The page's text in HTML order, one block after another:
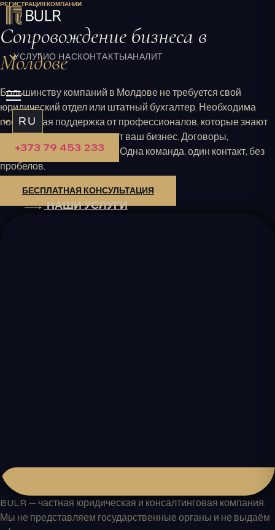
Перейти
содержимому
УСЛУГИО НАСКОНТАКТЫАНАЛИТИКА
RU
+373 79 453 233
РЕГИСТРАЦИЯ КОМПАНИИ
Сопровождение бизнеса в
Молдове
Большинству компаний в Молдове не требуется свой
юридический отдел или штатный бухгалтер. Необходима
постоянная поддержка от профессионалов, которые знают
свое дело, а главное, знают ваш бизнес. Договоры,
отчетность, налоги, кадры. Одна команда, один контакт, без
пробелов.
БЕСПЛАТНАЯ КОНСУЛЬТАЦИЯ
НАШИ УСЛУГИ
BULR — частная юридическая и консалтинговая компания.
Мы не представляем государственные органы и не выдаём